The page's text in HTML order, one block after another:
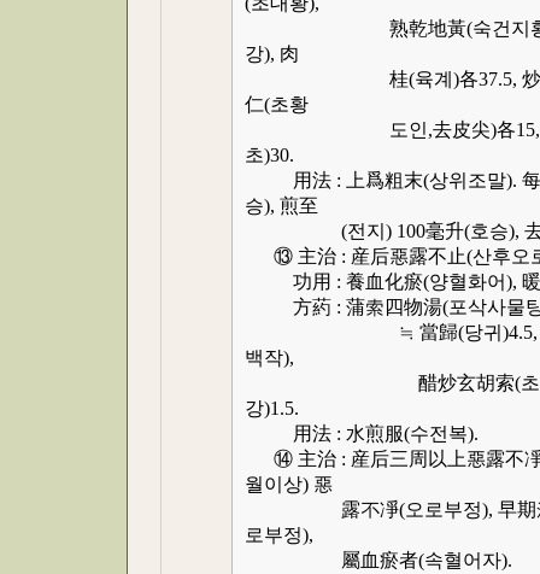
熟乾地黃(숙건지황)各30,
강), 肉
桂(육계)各37.5, 炒虻虫(초
仁(초황
도인,去皮尖)各15, 麩炒枳
초)30.
用法 : 上爲粗末(상위조말). 每
승), 煎至
(전지) 100毫升(호승), 去滓
⑬ 主治 : 産后惡露不止(산후오
功用 : 養血化瘀(양혈화어), 暖
方葯 : 蒲索四物湯(포삭사물탕
≒ 當歸(당귀)4.5, 川芎(천
백작),
醋炒玄胡索(초초현호색)
강)1.5.
用法 : 水煎服(수전복).
⑭ 主治 : 産后三周以上惡露不凈
월이상) 惡
露不凈(오로부정), 早期流産
로부정),
屬血瘀者(속혈어자).